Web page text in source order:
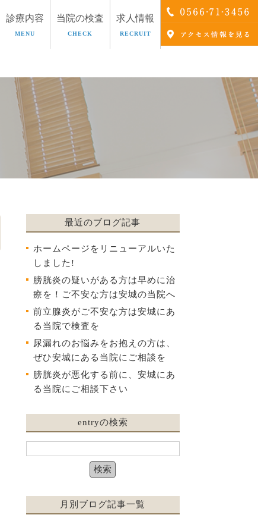
診療内容
MENU
AGA治療
当院の検査
CHECK
求人情報
RECRUIT
最近のブログ記事
ホームページをリニューアルいた
しました!
膀胱炎の疑いがある方は早めに治
療を！ご不安な方は安城の当院へ
前立腺炎がご不安な方は安城にあ
る当院で検査を
尿漏れのお悩みをお抱えの方は、
ぜひ安城にある当院にご相談を
膀胱炎が悪化する前に、安城にあ
る当院にご相談下さい
entryの検索
月別ブログ記事一覧